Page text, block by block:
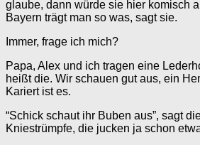
glaube, dann würde sie hier komisch
Bayern trägt man so was, sagt sie.
Immer, frage ich mich?
Papa, Alex und ich tragen eine
heißt die. Wir schauen gut aus, ein
Kariert ist es.
“Schick schaut ihr Buben aus”, sagt
Kniestrümpfe, die jucken ja schon